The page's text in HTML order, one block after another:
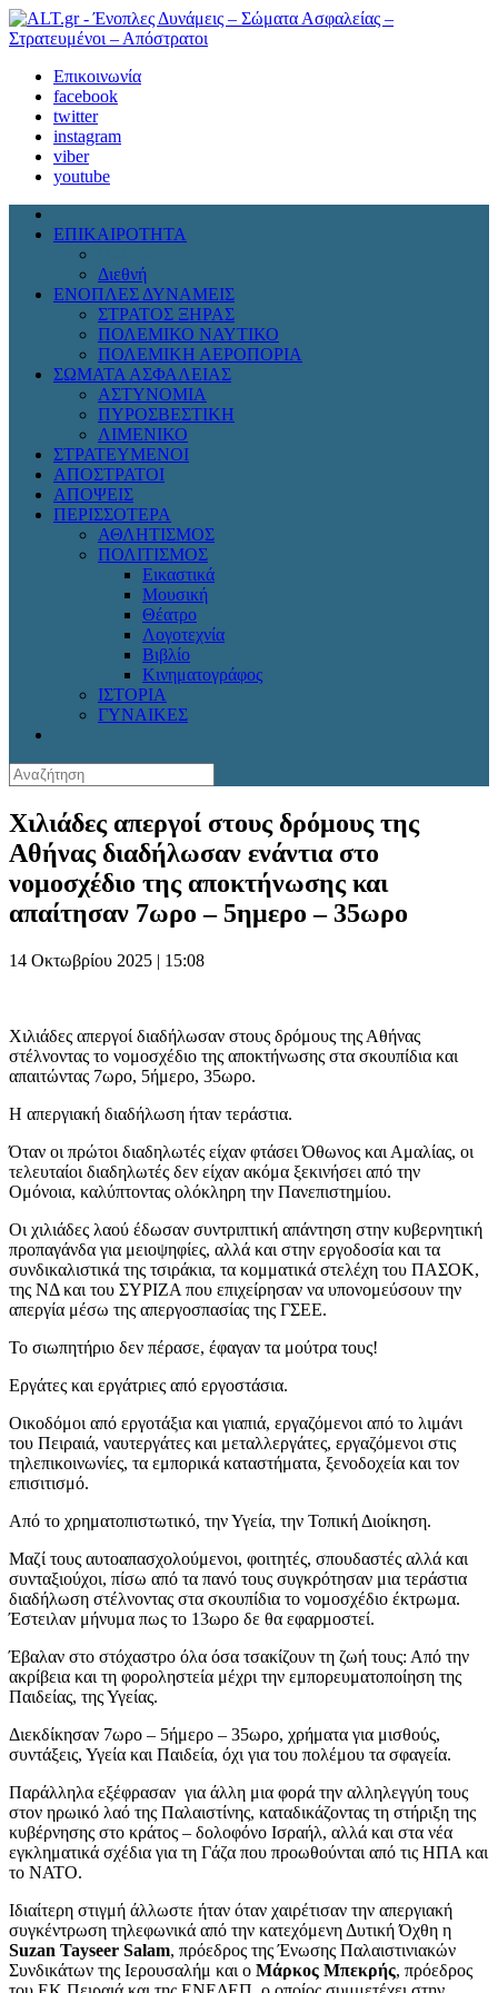
Επικοινωνία
facebook
twitter
instagram
viber
youtube
ΕΠΙΚΑΙΡΟΤΗΤΑ
Διεθνή
ΕΝΟΠΛΕΣ ΔΥΝΑΜΕΙΣ
ΣΤΡΑΤΟΣ ΞΗΡΑΣ
ΠΟΛΕΜΙΚΟ ΝΑΥΤΙΚΟ
ΠΟΛΕΜΙΚΗ ΑΕΡΟΠΟΡΙΑ
ΣΩΜΑΤΑ ΑΣΦΑΛΕΙΑΣ
ΑΣΤΥΝΟΜΙΑ
ΠΥΡΟΣΒΕΣΤΙΚΗ
ΛΙΜΕΝΙΚΟ
ΣΤΡΑΤΕΥΜΕΝΟΙ
ΑΠΟΣΤΡΑΤΟΙ
ΑΠΟΨΕΙΣ
ΠΕΡΙΣΣΟΤΕΡΑ
ΑΘΛΗΤΙΣΜΟΣ
ΠΟΛΙΤΙΣΜΟΣ
Εικαστικά
Μουσική
Θέατρο
Λογοτεχνία
Βιβλίο
Κινηματογράφος
ΙΣΤΟΡΙΑ
ΓΥΝΑΙΚΕΣ
Χιλιάδες απεργοί στους δρόμους της
Αθήνας διαδήλωσαν ενάντια στο
νομοσχέδιο της αποκτήνωσης και
απαίτησαν 7ωρο – 5ημερο – 35ωρο
14 Οκτωβρίου 2025 | 15:08
Χιλιάδες απεργοί διαδήλωσαν στους δρόμους της Αθήνας
στέλνοντας το νομοσχέδιο της αποκτήνωσης στα σκουπίδια και
απαιτώντας 7ωρο, 5ήμερο, 35ωρο.
Η απεργιακή διαδήλωση ήταν τεράστια.
Όταν οι πρώτοι διαδηλωτές είχαν φτάσει Όθωνος και Αμαλίας, οι
τελευταίοι διαδηλωτές δεν είχαν ακόμα ξεκινήσει από την
Ομόνοια, καλύπτοντας ολόκληρη την Πανεπιστημίου.
Οι χιλιάδες λαού έδωσαν συντριπτική απάντηση στην κυβερνητική
προπαγάνδα για μειοψηφίες, αλλά και στην εργοδοσία και τα
συνδικαλιστικά της τσιράκια, τα κομματικά στελέχη του ΠΑΣΟΚ,
της ΝΔ και του ΣΥΡΙΖΑ που επιχείρησαν να υπονομεύσουν την
απεργία μέσω της απεργοσπασίας της ΓΣΕΕ.
Το σιωπητήριο δεν πέρασε, έφαγαν τα μούτρα τους!
Εργάτες και εργάτριες από εργοστάσια.
Οικοδόμοι από εργοτάξια και γιαπιά, εργαζόμενοι από το λιμάνι
του Πειραιά, ναυτεργάτες και μεταλλεργάτες, εργαζόμενοι στις
τηλεπικοινωνίες, τα εμπορικά καταστήματα, ξενοδοχεία και τον
επισιτισμό.
Από το χρηματοπιστωτικό, την Υγεία, την Τοπική Διοίκηση.
Μαζί τους αυτοαπασχολούμενοι, φοιτητές, σπουδαστές αλλά και
συνταξιούχοι, πίσω από τα πανό τους συγκρότησαν μια τεράστια
διαδήλωση στέλνοντας στα σκουπίδια το νομοσχέδιο έκτρωμα.
Έστειλαν μήνυμα πως το 13ωρο δε θα εφαρμοστεί.
Έβαλαν στο στόχαστρο όλα όσα τσακίζουν τη ζωή τους: Από την
ακρίβεια και τη φοροληστεία μέχρι την εμπορευματοποίηση της
Παιδείας, της Υγείας.
Διεκδίκησαν 7ωρο – 5ήμερο – 35ωρο, χρήματα για μισθούς,
συντάξεις, Υγεία και Παιδεία, όχι για του πολέμου τα σφαγεία.
Παράλληλα εξέφρασαν για άλλη μια φορά την αλληλεγγύη τους
στον ηρωικό λαό της Παλαιστίνης, καταδικάζοντας τη στήριξη της
κυβέρνησης στο κράτος – δολοφόνο Ισραήλ, αλλά και στα νέα
εγκληματικά σχέδια για τη Γάζα που προωθούνται από τις ΗΠΑ και
το ΝΑΤΟ.
Ιδιαίτερη στιγμή άλλωστε ήταν όταν χαιρέτισαν την απεργιακή
συγκέντρωση τηλεφωνικά από την κατεχόμενη Δυτική Όχθη η
Suzan Tayseer Salam, πρόεδρος της Ένωσης Παλαιστινιακών
Συνδικάτων της Ιερουσαλήμ και ο Μάρκος Μπεκρής, πρόεδρος